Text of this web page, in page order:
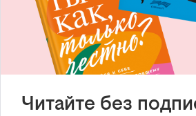
Читайте без